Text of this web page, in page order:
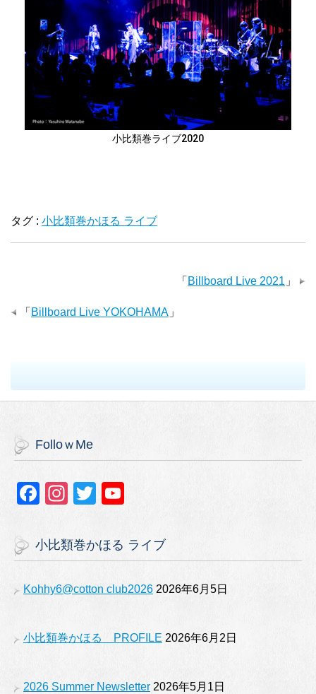
小比類巻ライブ2020
タグ : 小比類巻かほる ライブ
「 Billboard Live 2021 」
「 Billboard Live YOKOHAMA 」
FolloｗMe
F
c
e
b
o
k
In
a
gr
a
T
tt
er
u
T
u
e
小比類巻かほる ライブ
Kohhy6@cotton club2026 2026年6月5日
小比類巻かほる PROFILE 2026年6月2日
2026 Summer Newsletter 2026年5月1日